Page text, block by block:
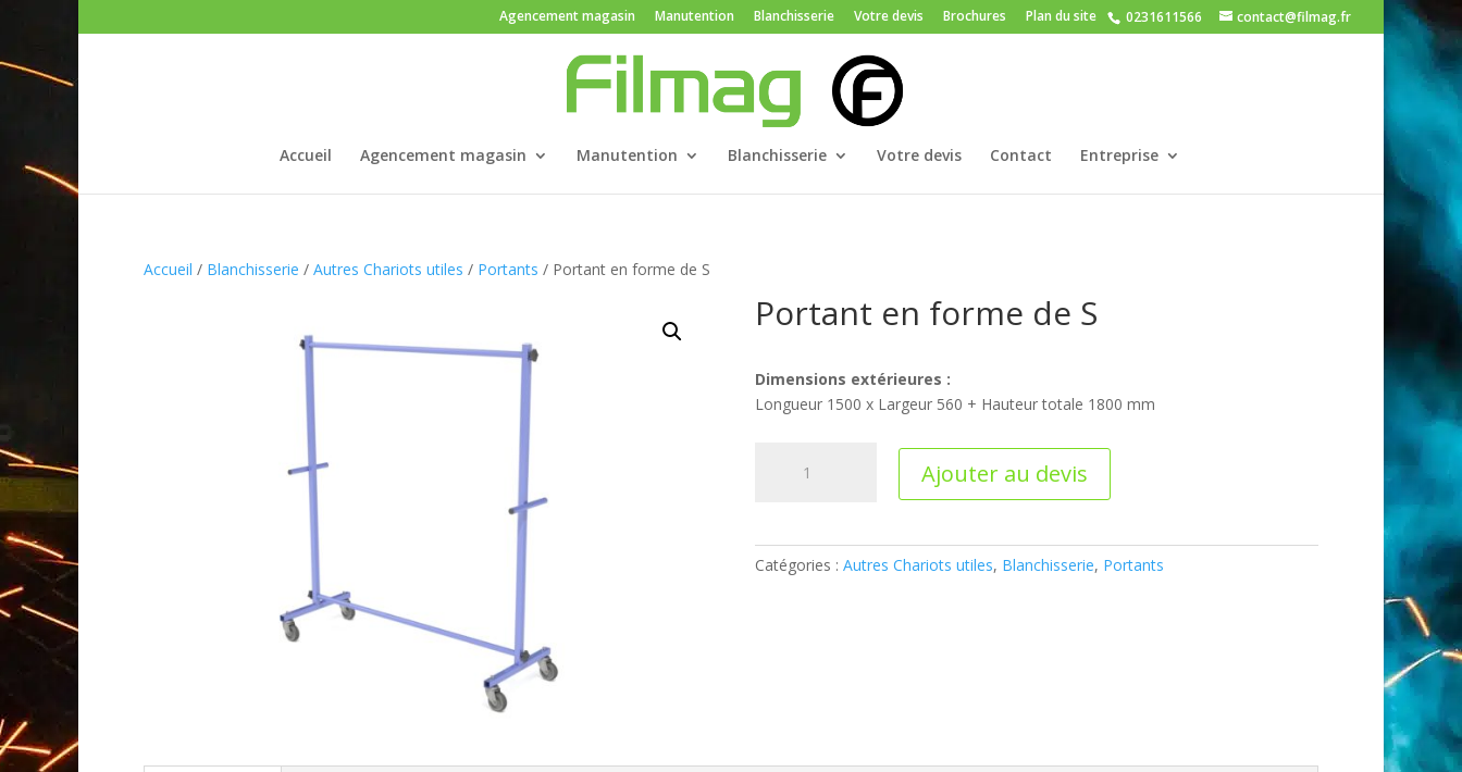
0231611566 contact@filmag.fr
Agencement magasin Manutention Blanchisserie Votre devis Brochures Plan du site
Accueil Agencement magasin Manutention Blanchisserie Votre devis Contact Entreprise
Accueil / Blanchisserie / Autres Chariots utiles / Portants / Portant en forme de S
Portant en forme de S
Dimensions extérieures :
Longueur 1500 x Largeur 560 + Hauteur totale 1800 mm
forme
Ajouter au devis
Catégories : Autres Chariots utiles, Blanchisserie, Portants